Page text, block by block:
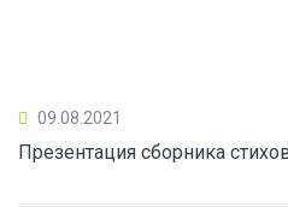
09.08.2021
Презентация сборника